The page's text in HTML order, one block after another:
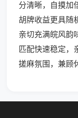
分清晰，自摸加
胡牌收益更具随
亲切充满皖风韵
匹配快速稳定，
搓麻氛围，兼顾